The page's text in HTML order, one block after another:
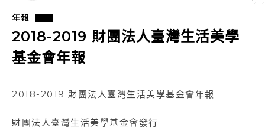
年報
2018-2019 財團法人臺灣生活美學
基金會年報
2018-2019 財團法人臺灣生活美學基金會年報
財團法人臺灣生活美學基金會發行